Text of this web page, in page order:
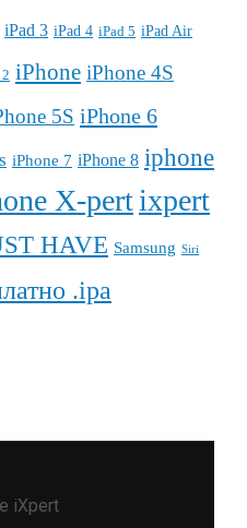
iPad 3 iPad 4 iPad 5 iPad Air
iPhone iPhone 4S
5S iPhone 6
iPhone 7 iPhone 8 iphone
X-pertixpert
HAVE Samsung Siri
.ipa
iXpert